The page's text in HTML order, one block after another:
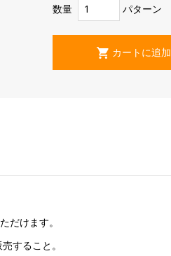
数量 パターン
だけます。
すること。